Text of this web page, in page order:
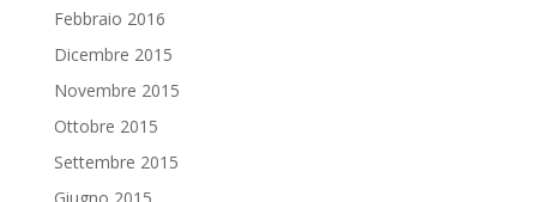
Febbraio 2016
Dicembre 2015
Novembre 2015
Ottobre 2015
Settembre 2015